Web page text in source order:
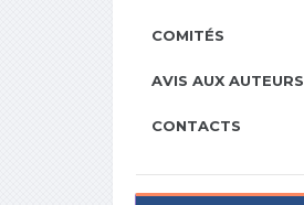
COMITÉS
AVIS AUX AUTEURS
CONTACTS